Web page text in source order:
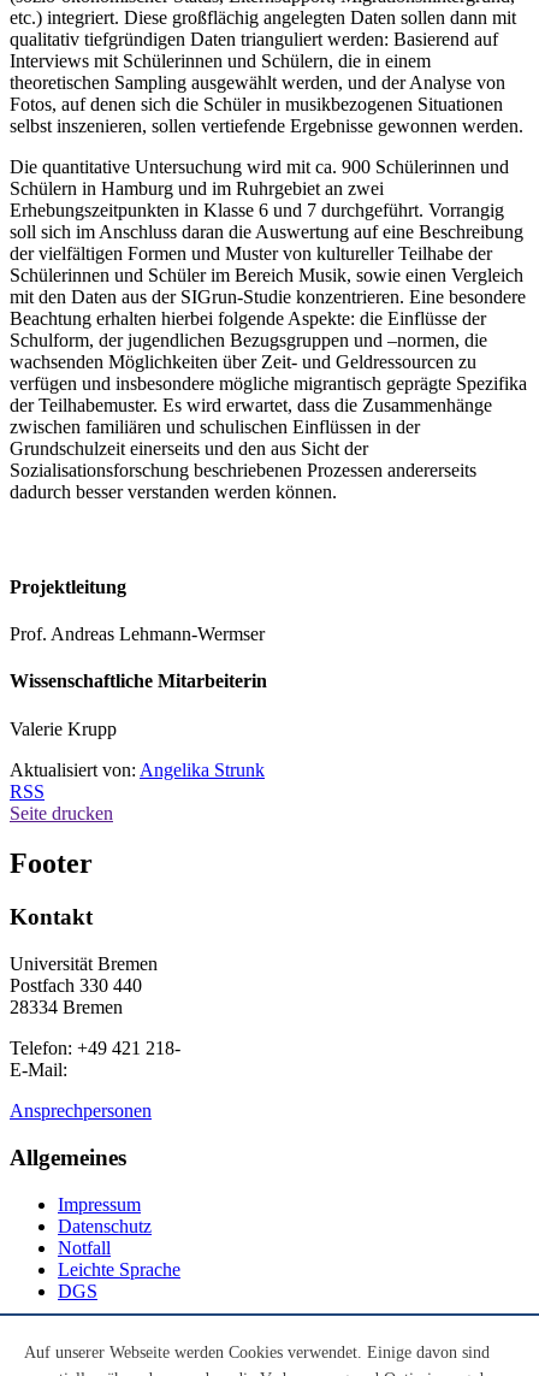
etc.) integriert. Diese großflächig angelegten Daten sollen dann mit
qualitativ tiefgründigen Daten trianguliert werden: Basierend auf
Interviews mit Schülerinnen und Schülern, die in einem
theoretischen Sampling ausgewählt werden, und der Analyse von
Fotos, auf denen sich die Schüler in musikbezogenen Situationen
selbst inszenieren, sollen vertiefende Ergebnisse gewonnen werden.
Die quantitative Untersuchung wird mit ca. 900 Schülerinnen und
Schülern in Hamburg und im Ruhrgebiet an zwei
Erhebungszeitpunkten in Klasse 6 und 7 durchgeführt. Vorrangig
soll sich im Anschluss daran die Auswertung auf eine Beschreibung
der vielfältigen Formen und Muster von kultureller Teilhabe der
Schülerinnen und Schüler im Bereich Musik, sowie einen Vergleich
mit den Daten aus der SIGrun-Studie konzentrieren. Eine besondere
Beachtung erhalten hierbei folgende Aspekte: die Einflüsse der
Schulform, der jugendlichen Bezugsgruppen und –normen, die
wachsenden Möglichkeiten über Zeit- und Geldressourcen zu
verfügen und insbesondere mögliche migrantisch geprägte Spezifika
der Teilhabemuster. Es wird erwartet, dass die Zusammenhänge
zwischen familiären und schulischen Einflüssen in der
Grundschulzeit einerseits und den aus Sicht der
Sozialisationsforschung beschriebenen Prozessen andererseits
dadurch besser verstanden werden können.
Projektleitung
Prof. Andreas Lehmann-Wermser
Wissenschaftliche Mitarbeiterin
Valerie Krupp
Aktualisiert von: Angelika Strunk
RSS
Seite drucken
Footer
Kontakt
Universität Bremen
Postfach 330 440
28334 Bremen
Telefon: +49 421 218-
E-Mail:
Ansprechpersonen
Allgemeines
Impressum
Datenschutz
Notfall
Leichte Sprache
DGS
Auf unserer Webseite werden Cookies verwendet. Einige davon sind